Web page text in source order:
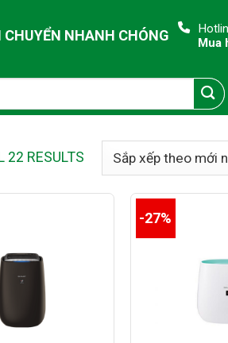
CHUYỂN NHANH CHÓNG
Mua
22 RESULTS
-27%